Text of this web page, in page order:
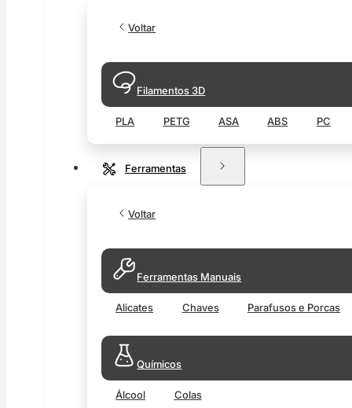
Voltar
Filamentos 3D
PLA PETG ASA ABS PC
Ferramentas
Voltar
Ferramentas Manuais
Alicates Chaves Parafusos e Porcas
Químicos
Álcool Colas